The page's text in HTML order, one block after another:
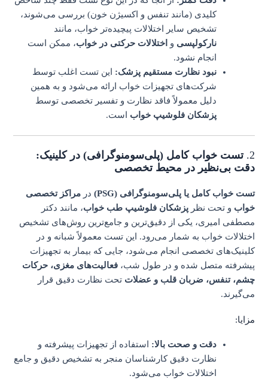
کلیدی (مانند تنفس و اکسیژن خون) بررسی می‌شوند،
تشخیص سایر اختلالات پیچیده‌تر خواب، مانند
نارکولپسیواختلالات حرکتی در خواب، ممکن است
انجام نشود.
نبود نظارت مستقیم پزشک:این تست اغلب توسط
شرکت‌های تجهیزات خواب ارائه می‌شود و به همین
دلیل معمولاً فاقد نظارت و تفسیر تخصصی توسط
پزشکان فلوشیپ خواباست.
تست خواب کامل (پلی‌سومنوگرافی) در کلینیک:
دقت بی‌نظیر در محیط تخصصی
تست خواب کامل یا پلی‌سومنوگرافی (PSG) در مراکز تخصصی
خوابو تحت نظرپزشکان فلوشیپ طب خواب، مانند دکتر
مصطفی امیری، یکی از دقیق‌ترین و جامع‌ترین روش‌های تشخیص
اختلالات خواب به شمار می‌رود. این تست معمولاً شبانه و در
کلینیک‌های تخصصی انجام می‌شود، جایی که بیمار به تجهیزات
پیشرفته متصل شده و در طول شب،فعالیت‌های مغزی، حرکات
چشم، تنفس، ضربان قلب و عضلاتتحت نظارت دقیق قرار
می‌گیرند.
مزایا:
دقت و صحت بالا:استفاده از تجهیزات پیشرفته و
نظارت دقیق کارشناسان منجر به تشخیص دقیق و جامع
اختلالات خواب می‌شود.